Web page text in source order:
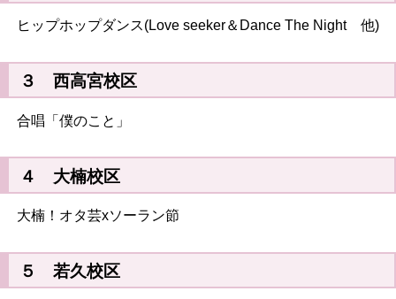
ヒップホップダンス(Love seeker＆Dance The Night 他)
３ 西高宮校区
合唱「僕のこと」
４ 大楠校区
大楠！オタ芸xソーラン節
５ 若久校区